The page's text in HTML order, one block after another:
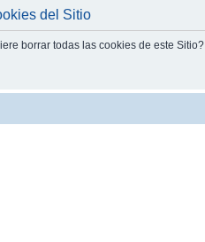
del Sitio
borrar todas las cookies de este Sitio?